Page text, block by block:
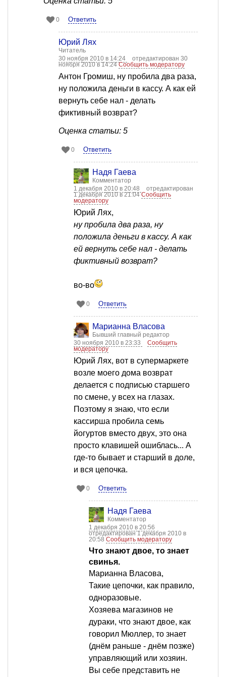
0 Ответить
Юрий Лях
Читатель
30 ноября 2010 в 14:24
отредактирован 30
ноября 2010 в 14:24Сообщить модератору
Антон Громиш, ну пробила два раза,
ну положила деньги в кассу. А как ей
вернуть себе нал - делать
фиктивный возврат?
Оценка статьи: 5
0 Ответить
Надя Гаева
Комментатор
1 декабря 2010 в 20:48
отредактирован
1 декабря 2010 в 21:04Сообщить
модератору
Юрий Лях,
ну пробила два раза, ну
положила деньги в кассу. А как
ей вернуть себе нал - делать
фиктивный возврат?
во-во
0 Ответить
Марианна Власова
Бывший главный редактор
30 ноября 2010 в 23:33
Сообщить
модератору
Юрий Лях, вот в супермаркете
возле моего дома возврат
делается с подписью старшего
по смене, у всех на глазах.
Поэтому я знаю, что если
кассирша пробила семь
йогуртов вместо двух, это она
просто клавишей ошиблась... А
где-то бывает и старший в доле,
и вся цепочка.
0 Ответить
Надя Гаева
Комментатор
1 декабря 2010 в 20:56
отредактирован 1 декабря 2010 в
20:58 Сообщить модератору
Что знают двое, то знает
свинья.
Марианна Власова,
Такие цепочки, как правило,
одноразовые.
Хозяева магазинов не
дураки, что знают двое, как
говорил Мюллер, то знает
(днём раньше - днём позже)
управляющий или хозяин.
Вы себе представить не